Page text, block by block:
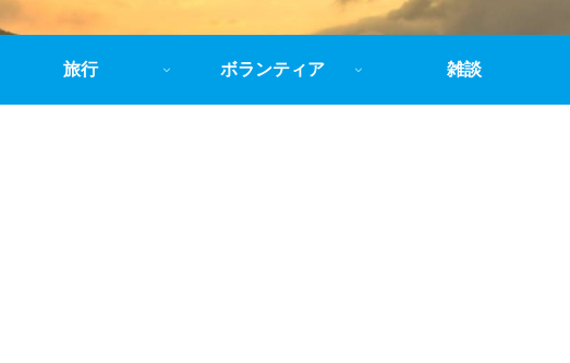
旅行 ボランティア 雑談